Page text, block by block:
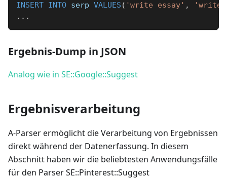
INSERT INTO serp VALUES ( 'write essay' ,
'write
. . .
Ergebnis-Dump in JSON
Analog wie in SE::Google::Suggest
Ergebnisverarbeitung
A-Parser ermöglicht die Verarbeitung von Ergebnissen
direkt während der Datenerfassung. In diesem
Abschnitt haben wir die beliebtesten Anwendungsfälle
für den Parser SE::Pinterest::Suggest